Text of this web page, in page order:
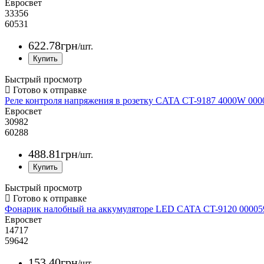
Евросвет
33356
60531
622.78грн/шт.
Быстрый просмотр
Реле контроля напряжения в розетку CATA CT-9187 4000W
Евросвет
30982
60288
488.81грн/шт.
Быстрый просмотр
Фонарик налобный на аккумуляторе LED CATA CT-9120
Евросвет
14717
59642